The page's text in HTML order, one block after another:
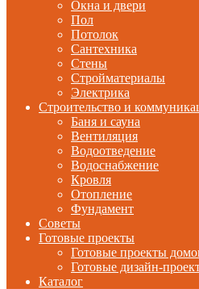
Окна и двери
Пол
Потолок
Сантехника
Стены
Стройматериалы
Электрика
Строительство и
Баня и сауна
Вентиляция
Водоотведение
Водоснабжение
Кровля
Отопление
Фундамент
Советы
Готовые проекты
Готовые проекты
Готовые дизайн-
Каталог